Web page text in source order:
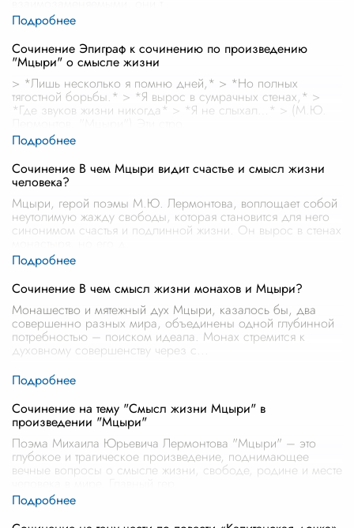
Сочинение Эпиграф к сочинению по произведению
"Мцыри" о смысле жизни
> *Лишь несколько я помню дней,* > *Но полных
тягостной борьбы.* > *Я вырос в сумрачных стенах,* >
*Где звуков жизни никогда* > *Я не слыхал…* > (М.Ю.
Сочинение В чем Мцыри видит счастье и смысл жизни
человека?
Мцыри, герой поэмы М.Ю. Лермонтова, воплощает собой
неутолимую жажду свободы, которая становится для него
синонимом счастья и подлинной жизни. Он вырос в стенах
Сочинение В чем смысл жизни монахов и Мцыри?
Монашество и мятежный дух Мцыри, казалось бы, два
совершенно разных мира, объединены одной глубинной
потребностью – поиском идеала. Монах стремится к
духовному совершенству через с
Сочинение на тему "Смысл жизни Мцыри" в
произведении "Мцыри"
Поэма Михаила Юрьевича Лермонтова "Мцыри" – это
глубокое и трагическое произведение, поднимающее
вечные вопросы о смысле жизни, свободе, родине и месте